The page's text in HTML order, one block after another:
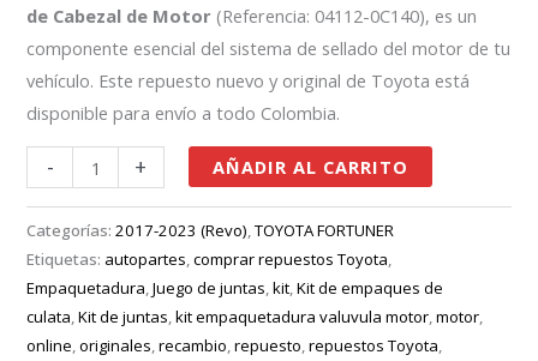
de Cabezal de Motor (Referencia: 04112-0C140), es un
componente esencial del sistema de sellado del motor de tu
vehículo. Este repuesto nuevo y original de Toyota está
disponible para envío a todo Colombia.
- + AÑADIR AL CARRITO
Categorías:2017-2023 (Revo) ,TOYOTA FORTUNER
Etiquetas: autopartes ,comprar repuestos Toyota
Empaquetadura ,Juego de juntas ,kit ,Kit de empaques de
culata ,Kit de juntas ,kit empaquetadura valuvula motor ,motor
online ,originales ,recambio ,repuesto ,repuestos Toyota